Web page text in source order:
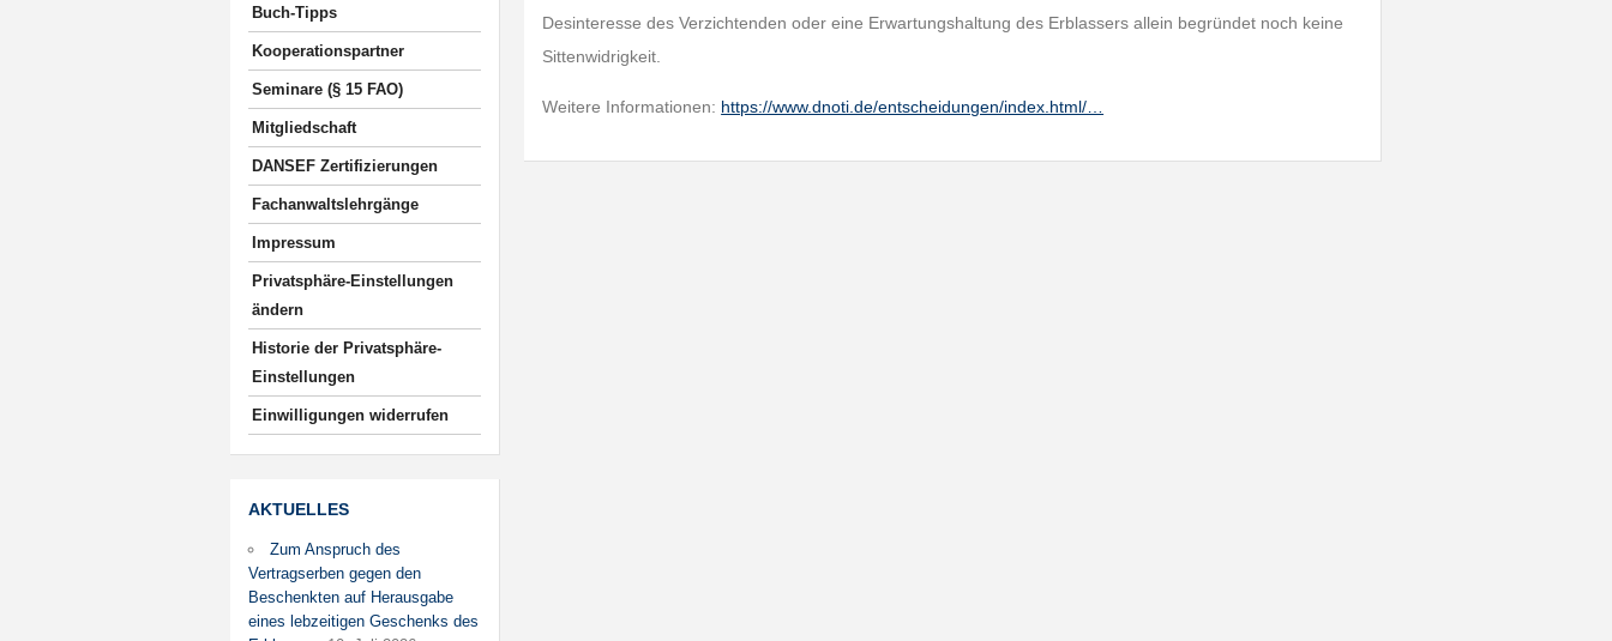
Buch-Tipps
Kooperationspartner
Seminare (§ 15 FAO)
Mitgliedschaft
DANSEF Zertifizierungen
Fachanwaltslehrgänge
Impressum
Privatsphäre-Einstellungen
ändern
Historie der Privatsphäre-
Einstellungen
Einwilligungen widerrufen
AKTUELLES
Zum Anspruch des
Vertragserben gegen den
Beschenkten auf Herausgabe
eines lebzeitigen Geschenks des
Desinteresse des Verzichtenden oder eine Erwartungshaltung des Erblassers allein begründet noch keine
Sittenwidrigkeit.
Weitere Informationen: https://www.dnoti.de/entscheidungen/index.html/…